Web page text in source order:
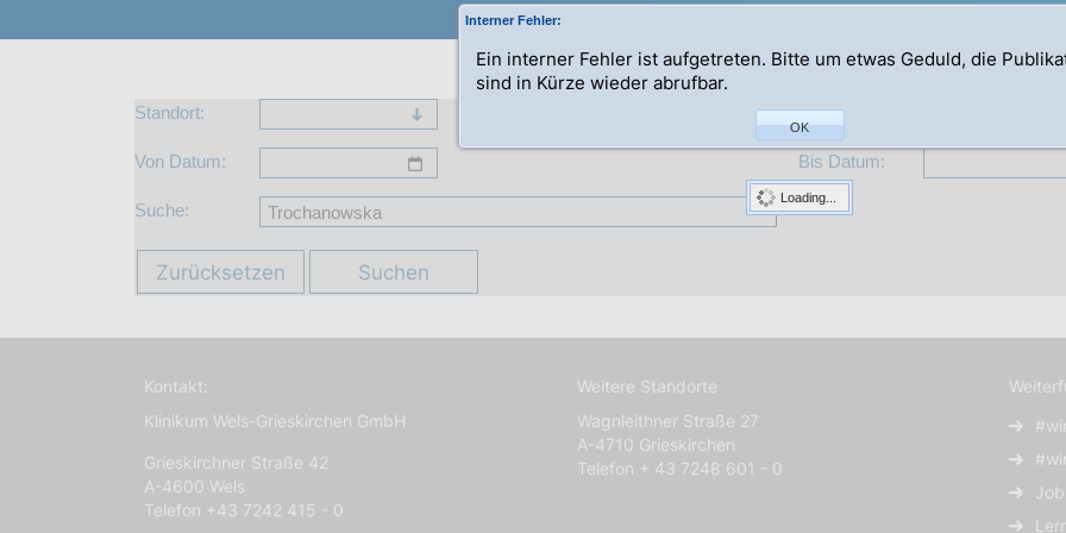
Standort: Abteilung:
Von Datum: Bis Datum:
Suche:
Zurücksetzen Suchen
Loading...
Kontakt:
Klinikum Wels-Grieskirchen GmbH
Grieskirchner Straße 42
A-4600 Wels
Telefon +43 7242 415 - 0
Weitere Standorte
Wagnleithner Straße 27
A-4710 Grieskirchen
Telefon + 43 7248 601 - 0
Interner Fehler:
Ein interner Fehler ist aufgetreten. Bitte um etwas Geduld, die
sind in Kürze wieder abrufbar.
OK